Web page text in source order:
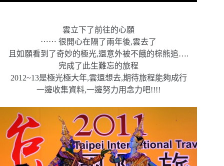
雲立下了前往的心願
⋯⋯ 很開心在隔了兩年後,雲去了
且如願看到了奇妙的極光,還意外被不餓的棕熊追….
完成了此生難忘的旅程
2012~13是極光極大年,雲還想去,期待旅程能夠成行
一邊收集資料,一邊努力用念力吧!!!!